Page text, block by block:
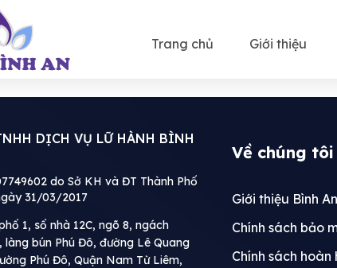
Trang chủ Giới thiệu
DỊCH VỤ LỮ HÀNH BÌNH
do Sở KH và ĐT Thành Phố
31/03/2017
1, số nhà 12C, ngõ 8, ngách
làng bún Phú Đô, đường Lê Quang
Phú Đô, Quận Nam Từ Liêm,
Về chúng tôi
Giới thiệu Bình
Chính sách bảo
Chính sách hoàn